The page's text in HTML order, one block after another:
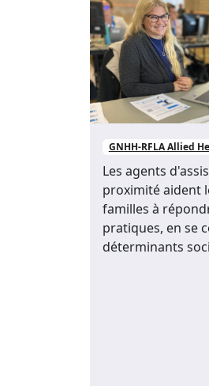
GNHH-RFLA Allied
Les agents
proximité aident
familles à
pratiques, en se
déterminants